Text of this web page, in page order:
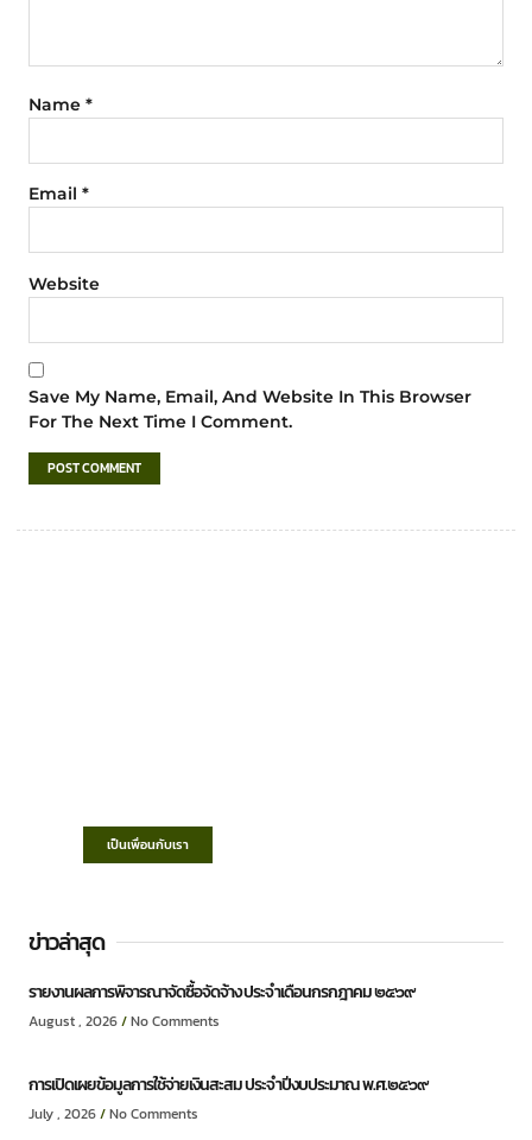
Name *
Email *
Website
Save My Name, Email, And Website In This Browser
For The Next Time I Comment.
เป็นเพื่อนกับเรา
ข่าวล่าสุด
รายงานผลการพิจารณาจัดซื้อจัดจ้าง ประจำเดือนกรกฎาคม ๒๕๖๙
August , 2026 No Comments
การเปิดเผยข้อมูลการใช้จ่ายเงินสะสม ประจำปีงบประมาณ พ.ศ.๒๕๖๙
July , 2026 No Comments